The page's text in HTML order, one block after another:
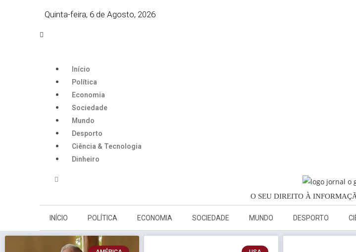
Quinta-feira, 6 de Agosto, 2026
Início
Política
Economia
Sociedade
Mundo
Desporto
Ciência & Tecnologia
Dinheiro
O SEU DIREITO À
INÍCIO POLÍTICA ECONOMIA SOCIEDADE MUNDO DESPORTO